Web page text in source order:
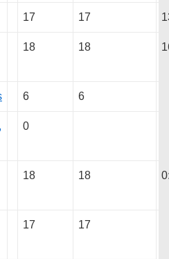
17 17
18 18
6 6
0
18 18
17 17